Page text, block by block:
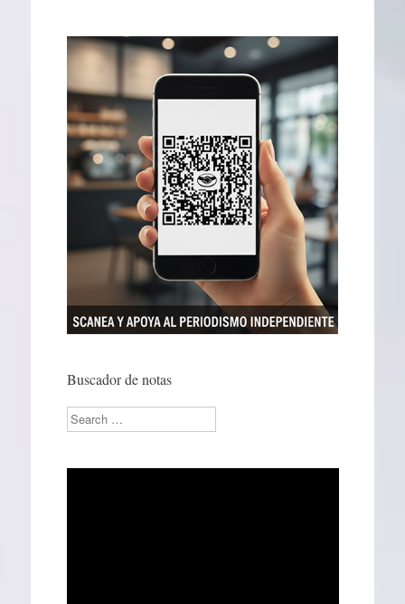
Buscador de notas
Search